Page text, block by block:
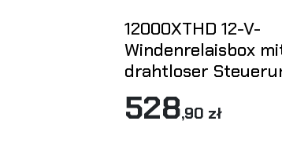
12000XTHD 12-V-
Windenrelaisbox
drahtloser
528,90 zł